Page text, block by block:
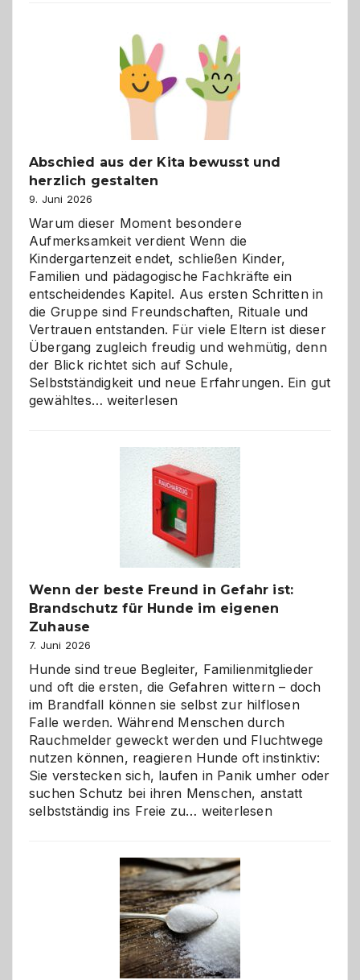
besser
verstehen
Abschied aus der Kita bewusst und
herzlich gestalten
9. Juni 2026
Warum dieser Moment besondere
Aufmerksamkeit verdient Wenn die
Kindergartenzeit endet, schließen Kinder,
Familien und pädagogische Fachkräfte ein
entscheidendes Kapitel. Aus ersten Schritten in
die Gruppe sind Freundschaften, Rituale und
Vertrauen entstanden. Für viele Eltern ist dieser
Übergang zugleich freudig und wehmütig, denn
der Blick richtet sich auf Schule,
Selbstständigkeit und neue Erfahrungen. Ein gut
gewähltes…Abschied
bewusst
herzlich
gestalten
weiterlesen
Wenn der beste Freund in Gefahr ist:
Brandschutz für Hunde im eigenen
Zuhause
7. Juni 2026
Hunde sind treue Begleiter, Familienmitglieder
und oft die ersten, die Gefahren wittern – doch
im Brandfall können sie selbst zur hilflosen
Falle werden. Während Menschen durch
Rauchmelder geweckt werden und Fluchtwege
nutzen können, reagieren Hunde oft instinktiv:
Sie verstecken sich, laufen in Panik umher oder
suchen Schutz bei ihren Menschen, anstatt
selbstständig ins Freie zu… Wenn
Freund
in
Gefahr
ist:
Brandschutz
für
Hunde
weiterlesen